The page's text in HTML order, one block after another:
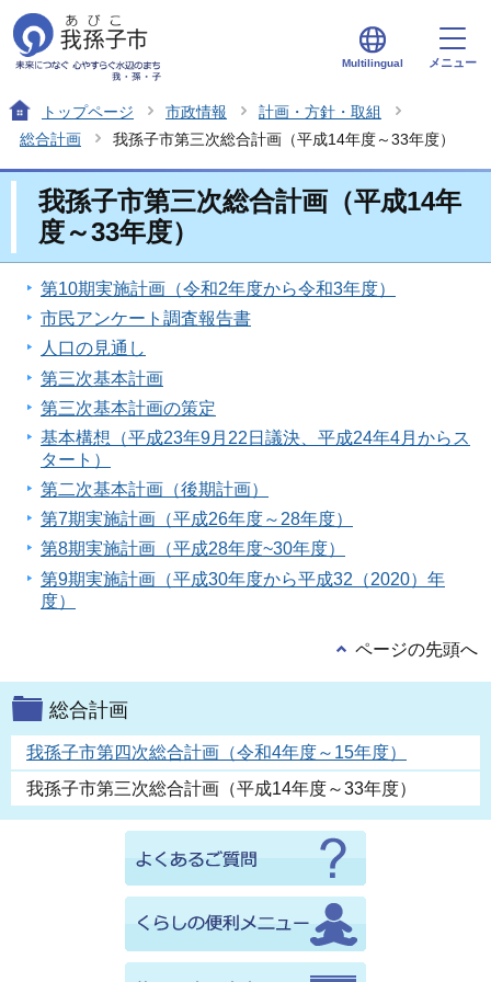
Multilingual メニュー
トップページ 市政情報
計画・方針・取組
総合計画
我孫子市第三次総合計画（平成14年度～33年度）
我孫子市第三次総合計画（平成14年
度～33年度）
第10期実施計画（令和2年度から令和3年度）
市民アンケート調査報告書
人口の見通し
第三次基本計画
第三次基本計画の策定
基本構想（平成23年9月22日議決、平成24年4月からス
タート）
第二次基本計画（後期計画）
第7期実施計画（平成26年度～28年度）
第8期実施計画（平成28年度~30年度）
第9期実施計画（平成30年度から平成32（2020）年
度）
ページの先頭へ
総合計画
我孫子市第四次総合計画（令和4年度～15年度）
我孫子市第三次総合計画（平成14年度～33年度）